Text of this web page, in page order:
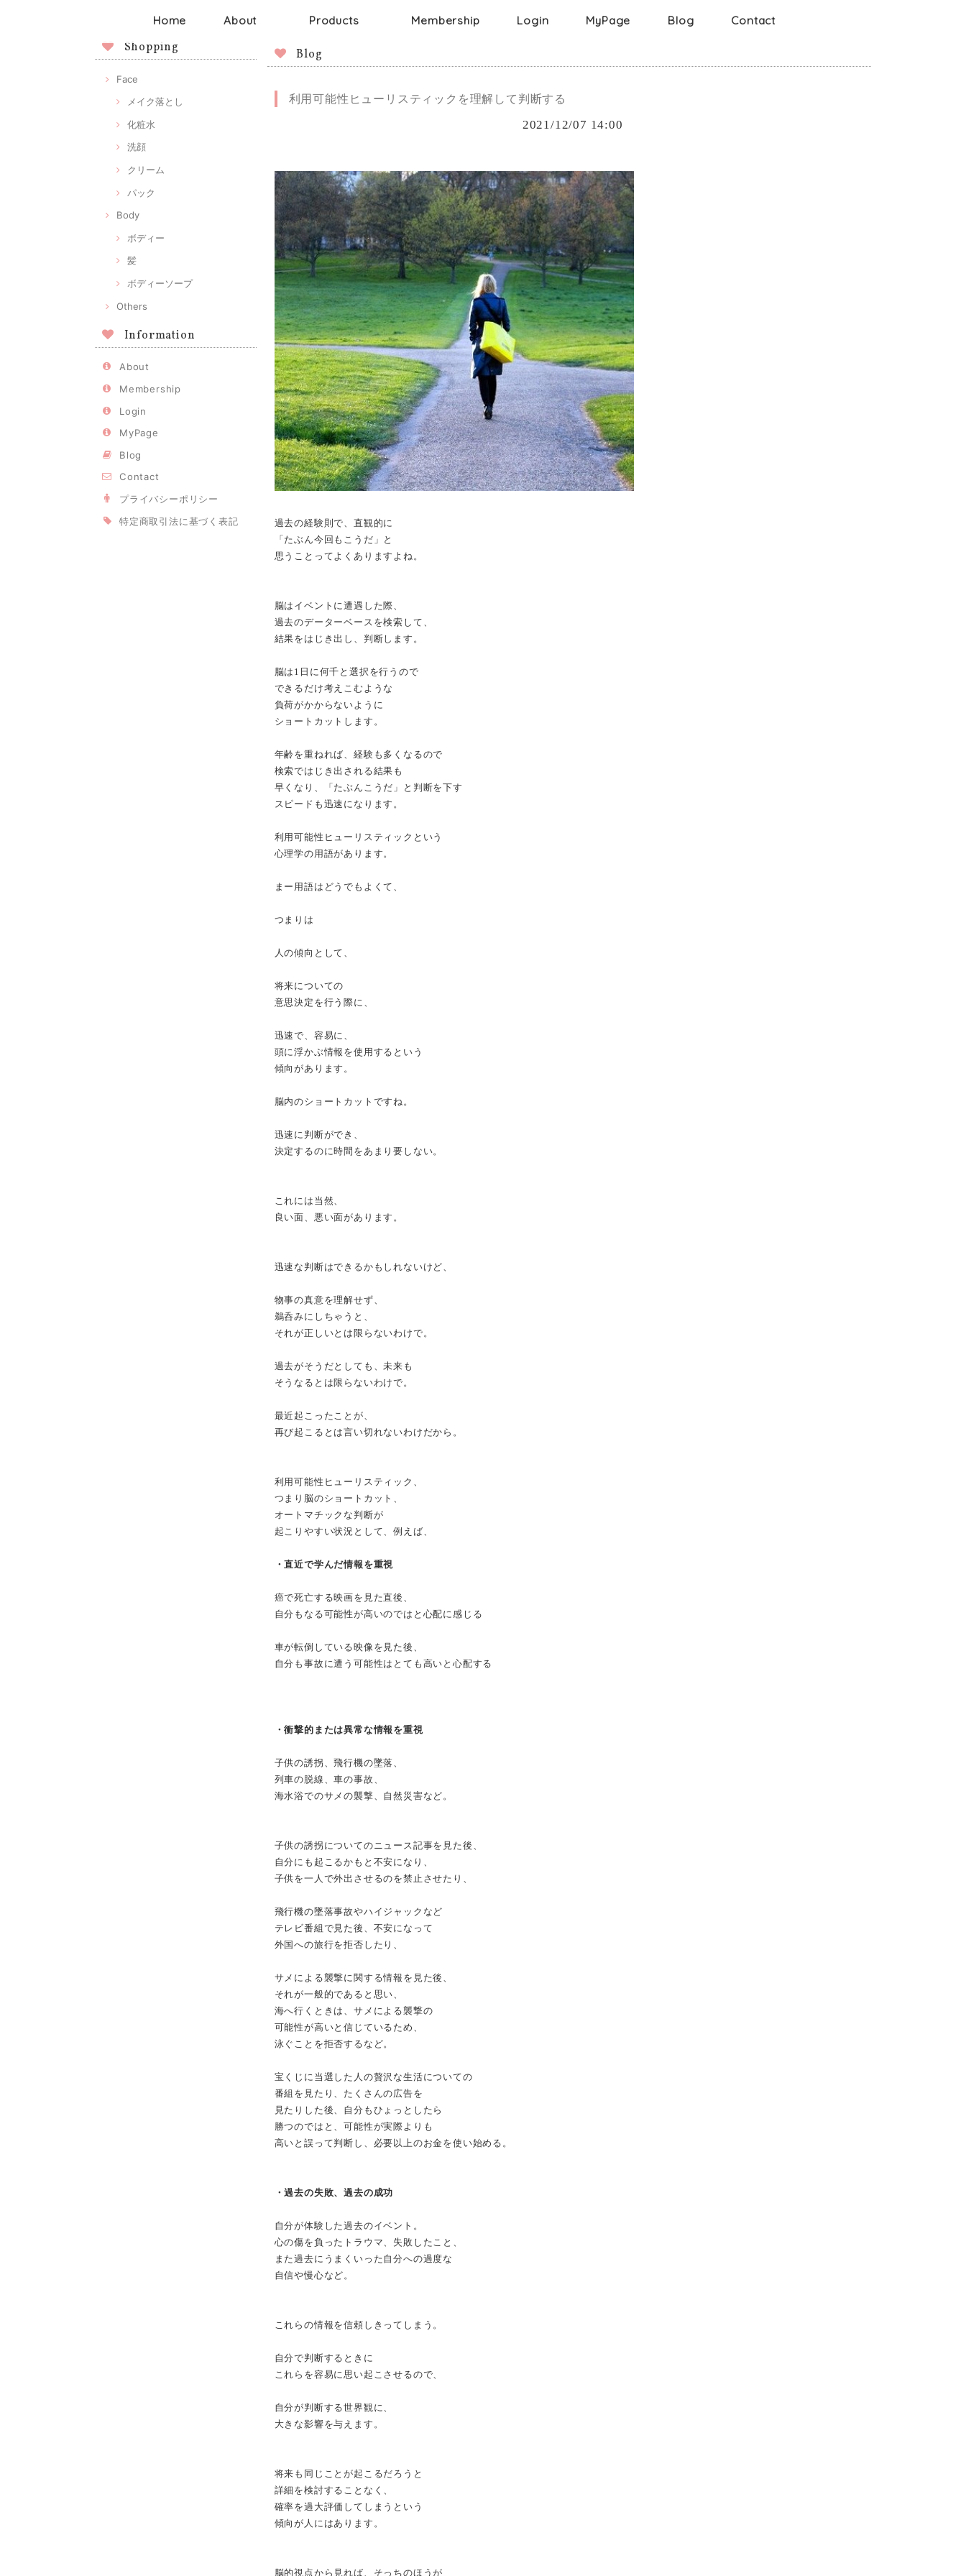
Home About Products
Face
クリーム
Body
ボディーソープ
Membership Login MyPage Blog Contact
Shopping
Face
メイク落とし
化粧水
洗顔
クリーム
パック
Body
ボディー
髪
ボディーソープ
Others
Information
About
Membership
Login
MyPage
Blog
Contact
プライバシーポリシー
特定商取引法に基づく表記
Blog
利用可能性ヒューリスティックを理解して判断する
2021/12/07 14:00
過去の経験則で、直観的に
「たぶん今回もこうだ」と
思うことってよくありますよね。
脳はイベントに遭遇した際、
過去のデーターベースを検索して、
結果をはじき出し、判断します。
脳は1日に何千と選択を行うので
できるだけ考えこむような
負荷がかからないように
ショートカットします。
年齢を重ねれば、経験も多くなるので
検索ではじき出される結果も
早くなり、「たぶんこうだ」と判断を下す
スピードも迅速になります。
利用可能性ヒューリスティックという
心理学の用語があります。
まー用語はどうでもよくて、
つまりは
人の傾向として、
将来についての
意思決定を行う際に、
迅速で、容易に、
頭に浮かぶ情報を使用するという
傾向があります。
脳内のショートカットですね。
迅速に判断ができ、
決定するのに時間をあまり要しない。
これには当然、
良い面、悪い面があります。
迅速な判断はできるかもしれないけど、
物事の真意を理解せず、
鵜呑みにしちゃうと、
それが正しいとは限らないわけで。
過去がそうだとしても、未来も
そうなるとは限らないわけで。
最近起こったことが、
再び起こるとは言い切れないわけだから。
利用可能性ヒューリスティック、
つまり脳のショートカット、
オートマチックな判断が
起こりやすい状況として、例えば、
・直近で学んだ情報を重視
癌で死亡する映画を見た直後、
自分もなる可能性が高いのではと心配に感じる
車が転倒している映像を見た後、
自分も事故に遭う可能性はとても高いと心配する
・衝撃的または異常な情報を重視
子供の誘拐、飛行機の墜落、
列車の脱線、車の事故、
海水浴でのサメの襲撃、自然災害など。
子供の誘拐についてのニュース記事を見た後、
自分にも起こるかもと不安になり、
子供を一人で外出させるのを禁止させたり、
飛行機の墜落事故やハイジャックなど
テレビ番組で見た後、不安になって
外国への旅行を拒否したり、
サメによる襲撃に関する情報を見た後、
それが一般的であると思い、
海へ行くときは、サメによる襲撃の
可能性が高いと信じているため、
泳ぐことを拒否するなど。
宝くじに当選した人の贅沢な生活についての
番組を見たり、たくさんの広告を
見たりした後、自分もひょっとしたら
勝つのではと、可能性が実際よりも
高いと誤って判断し、必要以上のお金を使い始める。
・過去の失敗、過去の成功
自分が体験した過去のイベント。
心の傷を負ったトラウマ、失敗したこと、
また過去にうまくいった自分への過度な
自信や慢心など。
これらの情報を信頼しきってしまう。
自分で判断するときに
これらを容易に思い起こさせるので、
自分が判断する世界観に、
大きな影響を与えます。
将来も同じことが起こるだろうと
詳細を検討することなく、
確率を過大評価してしまうという
傾向が人にはあります。
脳的視点から見れば、そっちのほうが